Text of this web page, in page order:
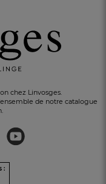
chez Linvosges.
de notre catalogue
: